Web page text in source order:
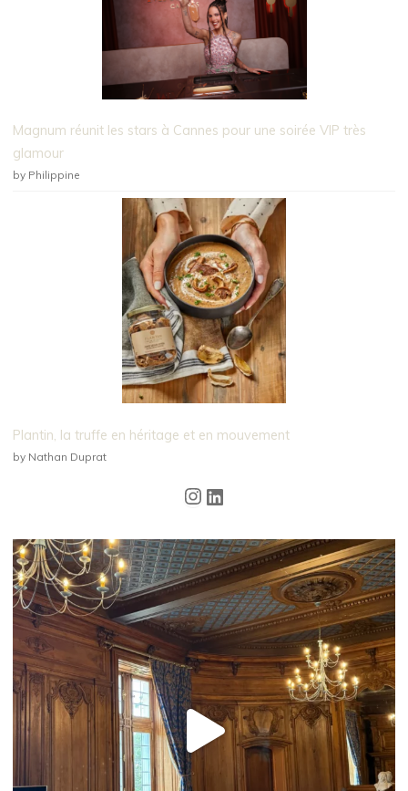
Magnum réunit les stars à Cannes pour une soirée VIP très
glamour
by Philippine
Plantin, la truffe en héritage et en mouvement
by Nathan Duprat
Instagram
LinkedIn